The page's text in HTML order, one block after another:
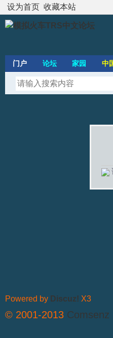
设为首页 收藏本站
门户 论坛 家园 中
Powered by Discuz! X3
© 2001-2013 Comsenz